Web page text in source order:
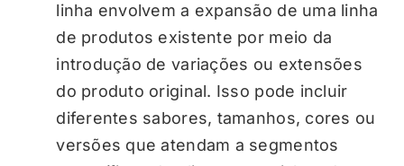
linha envolvem a expansão de uma linha
de produtos existente por meio da
introdução de variações ou extensões
do produto original. Isso pode incluir
diferentes sabores, tamanhos, cores ou
versões que atendam a segmentos